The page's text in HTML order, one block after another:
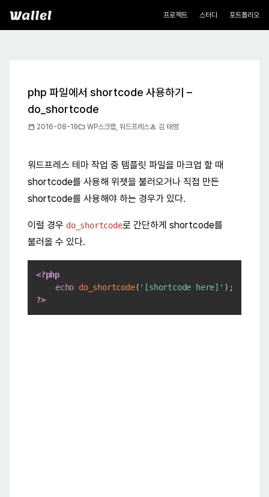
Wallel 네비게이션
프로젝트 스터디 포트폴리오
php 파일에서 shortcode 사용하기 –
do_shortcode
calendar_today 2016-08-19folder WP스크랩 워드프레스person 김 태영
워드프레스 테마 작업 중 템플릿 파일을 마크업 할 때
shortcode를 사용해 위젯을 불러오거나 직접 만든
shortcode를 사용해야 하는 경우가 있다.
이럴 경우 do_shortcode로 간단하게 shortcode를
불러올 수 있다.
<?php
echo do_shortcode( '[shortcode here]' ) ;
?>